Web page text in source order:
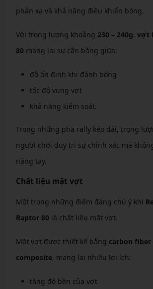
phản xạ và khả năng điều khiển bóng.
Với trọng lượng khoảng 230 – 240g, vợt
80 mang lại sự cân bằng giữa:
độ ổn định khi đánh bóng
tốc độ vung vợt
khả năng kiểm soát.
Trong những pha rally kéo dài, trọng
người chơi duy trì sự chính xác mà
nặng tay.
Chất liệu mặt vợt
Một trong những điểm đáng chú ý khi
Raptor 80 là chất liệu mặt vợt.
Mặt vợt được thiết kế bằng carbon fiber
composite, mang lại nhiều lợi ích:
tăng độ bền của vợt